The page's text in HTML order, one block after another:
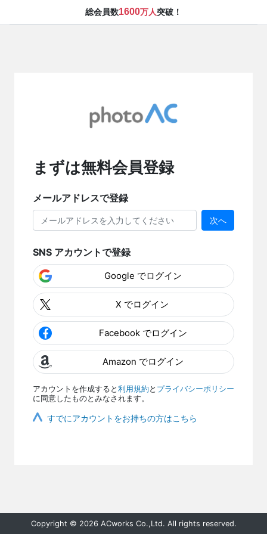
総会員数1600万人突破！
まずは無料会員登録
メールアドレスで登録
次へ
SNS アカウントで登録
Google でログイン
X でログイン
Facebook でログイン
Amazon でログイン
アカウントを作成すると 利用規約 と プライバシーポリシー
に同意したものとみなされます。
すでにアカウントをお持ちの方はこちら
Copyright © 2026 ACworks Co.,Ltd. All rights reserved.